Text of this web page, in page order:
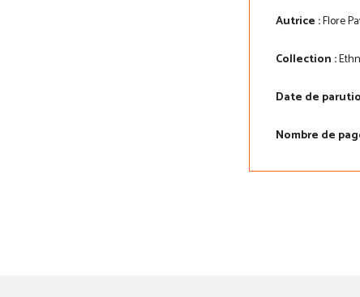
Autrice :Flore
Collection :
Date de
Nombre de